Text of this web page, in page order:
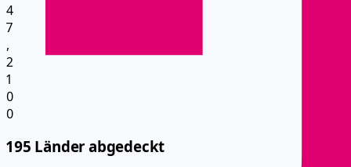
4
7
,
2
1
0
0
195 Länder abgedeckt